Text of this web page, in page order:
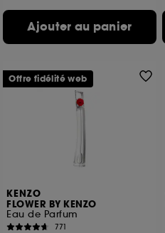
Ajouter au panier
KENZO
FLOWER BY KENZO
Eau de Parfum
771
Offre fidélité web